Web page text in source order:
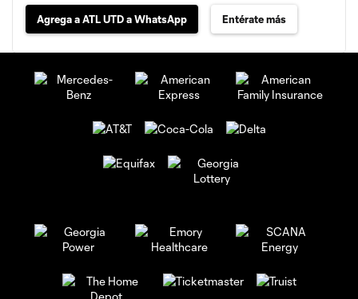
Agrega a ATL UTD a WhatsApp Entérate más